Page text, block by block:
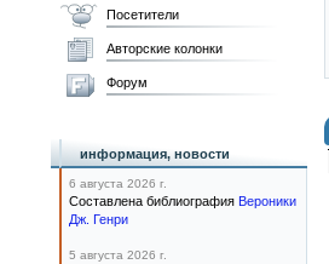
Посетители
Авторские колонки
Форум
информация, новости
6 августа 2026 г.
Составлена библиография Вероники
Дж. Генри
5 августа 2026 г.